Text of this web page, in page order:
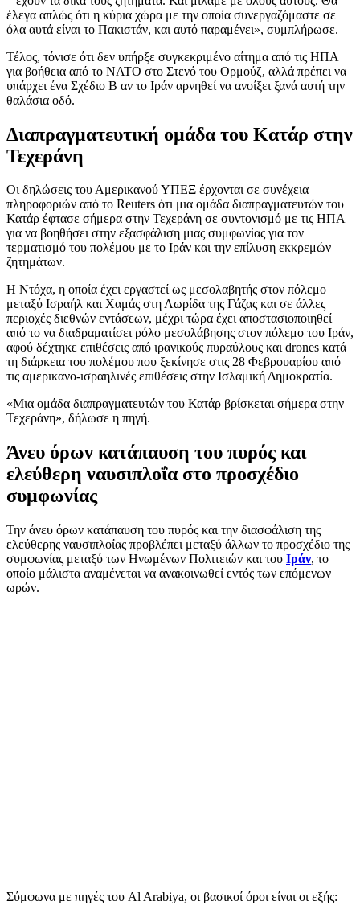
έλεγα απλώς ότι η κύρια χώρα με την οποία συνεργαζόμαστε σε
όλα αυτά είναι το Πακιστάν, και αυτό παραμένει», συμπλήρωσε.
Τέλος, τόνισε ότι δεν υπήρξε συγκεκριμένο αίτημα από τις ΗΠΑ
για βοήθεια από το ΝΑΤΟ στο Στενό του Ορμούζ, αλλά πρέπει να
υπάρχει ένα Σχέδιο Β αν το Ιράν αρνηθεί να ανοίξει ξανά αυτή την
θαλάσια οδό.
Διαπραγματευτική ομάδα του Κατάρ στην
Τεχεράνη
Οι δηλώσεις του Αμερικανού ΥΠΕΞ έρχονται σε συνέχεια
πληροφοριών από το Reuters ότι μια ομάδα διαπραγματευτών του
Κατάρ έφτασε σήμερα στην Τεχεράνη σε συντονισμό με τις ΗΠΑ
για να βοηθήσει στην εξασφάλιση μιας συμφωνίας για τον
τερματισμό του πολέμου με το Ιράν και την επίλυση εκκρεμών
ζητημάτων.
Η Ντόχα, η οποία έχει εργαστεί ως μεσολαβητής στον πόλεμο
μεταξύ Ισραήλ και Χαμάς στη Λωρίδα της Γάζας και σε άλλες
περιοχές διεθνών εντάσεων, μέχρι τώρα έχει αποστασιοποιηθεί
από το να διαδραματίσει ρόλο μεσολάβησης στον πόλεμο του Ιράν,
αφού δέχτηκε επιθέσεις από ιρανικούς πυραύλους και drones κατά
τη διάρκεια του πολέμου που ξεκίνησε στις 28 Φεβρουαρίου από
τις αμερικανο-ισραηλινές επιθέσεις στην Ισλαμική Δημοκρατία.
«Μια ομάδα διαπραγματευτών του Κατάρ βρίσκεται σήμερα στην
Τεχεράνη», δήλωσε η πηγή.
Άνευ όρων κατάπαυση του πυρός και
ελεύθερη ναυσιπλοΐα στο προσχέδιο
συμφωνίας
Την άνευ όρων κατάπαυση του πυρός και την διασφάλιση της
ελεύθερης ναυσιπλοΐας προβλέπει μεταξύ άλλων το προσχέδιο της
συμφωνίας μεταξύ των Ηνωμένων Πολιτειών και του Ιράν, το
οποίο μάλιστα αναμένεται να ανακοινωθεί εντός των επόμενων
ωρών.
Σύμφωνα με πηγές του Al Arabiya, οι βασικοί όροι είναι οι εξής: